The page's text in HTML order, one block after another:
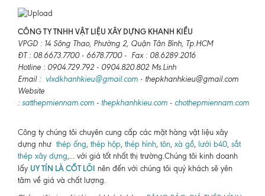
CÔNG TY TNHH VẬT LIỆU XÂY DỰNG KHANH KIỀU
VPGD : 14 Sông Thao, Phường 2, Quận Tân Bình, Tp.HCM
ĐT : 08.6673.7700 - 6678.7700 - Fax : 08.6289.2016
Hotline : 0904.729.792 - 0904.820.802 Ms.Linh
Email : vlxdkhanhkieu@gmail.com - thepkhanhkieu@gmail.com
Website
: satthepmiennam.com - thepkhanhkieu.com - chothepmiennam.com
Công ty chúng tôi chuyên cung cấp các mặt hàng vật liệu xây
dựng như thép ống, thép hộp, thép hình, tôn, xà gồ, lưới b40, sắt
thép xây dựng,... với giá tốt nhất thị trường.Chúng tôi kinh doanh
lấy UY TÍN LÀ CỐT LÕI nên đến với chúng tôi quý khách sẽ yên
tâm về giá và chất lượng.